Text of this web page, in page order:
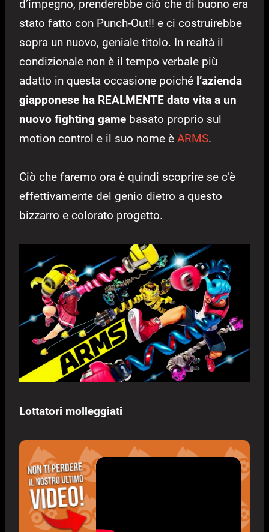
d’impegno, prenderebbe ciò che di buono era
stato fatto con Punch-Out!! e ci costruirebbe
sopra un nuovo, geniale titolo. In realtà il
condizionale non è il tempo verbale più
adatto in questa occasione poiché l’azienda
giapponese ha REALMENTE dato vita a un
nuovo fighting game basato proprio sul
motion control e il suo nome è ARMS.
Ciò che faremo ora è quindi scoprire se c’è
effettivamente del genio dietro a questo
bizzarro e colorato progetto.
Lottatori molleggiati